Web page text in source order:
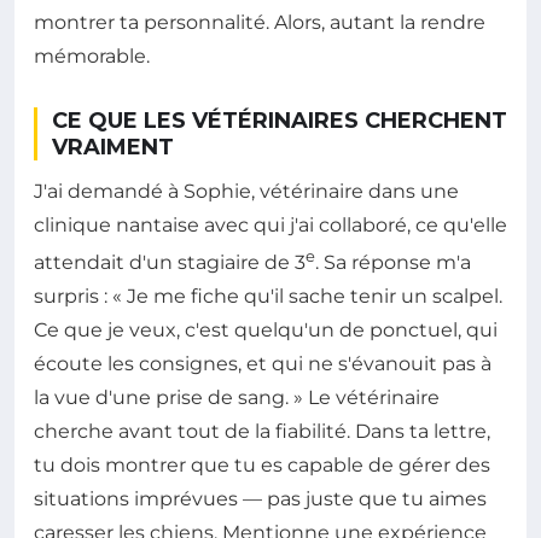
montrer ta personnalité. Alors, autant la rendre
mémorable.
CE QUE LES VÉTÉRINAIRES CHERCHENT
VRAIMENT
J'ai demandé à Sophie, vétérinaire dans une
clinique nantaise avec qui j'ai collaboré, ce qu'elle
attendait d'un stagiaire de 3e. Sa réponse m'a
surpris : « Je me fiche qu'il sache tenir un scalpel.
Ce que je veux, c'est quelqu'un de ponctuel, qui
écoute les consignes, et qui ne s'évanouit pas à
la vue d'une prise de sang. » Le vétérinaire
cherche avant tout de la fiabilité. Dans ta lettre,
tu dois montrer que tu es capable de gérer des
situations imprévues — pas juste que tu aimes
caresser les chiens. Mentionne une expérience